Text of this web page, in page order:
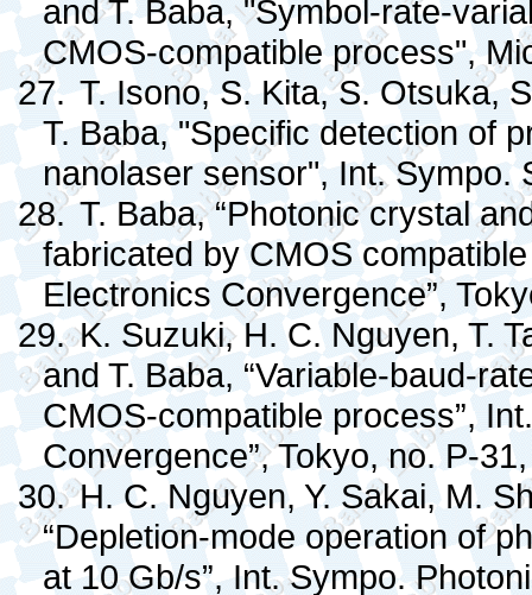
and T. Baba, "Symbol-rate-
CMOS-compatible process",
27. T. Isono, S. Kita, S. Otsuka,
T. Baba, "Specific detection of
nanolaser sensor", Int. Sympo.
28. T. Baba, “Photonic crystal
fabricated by CMOS
Electronics Convergence”,
29. K. Suzuki, H. C. Nguyen, T.
and T. Baba, “Variable-baud-
CMOS-compatible process”,
Convergence”, Tokyo, no. P-
30. H. C. Nguyen, Y. Sakai, M.
“Depletion-mode operation of
at 10 Gb/s”, Int. Sympo.